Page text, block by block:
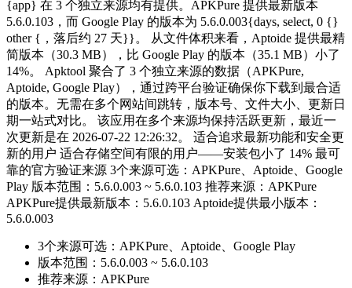
{app} 在 3 个独立来源均有提供。APKPure 提供最新版本
5.6.0.103，而 Google Play 的版本为 5.6.0.003{days, select, 0 {}
other {，落后约 27 天}}。 从文件体积来看，Aptoide 提供最精
简版本（30.3 MB），比 Google Play 的版本（35.1 MB）小了
14%。 Apktool 聚合了 3 个独立来源的数据（APKPure,
Aptoide, Google Play），通过跨平台验证确保你下载到最合适
的版本。无需在多个网站间跳转，版本号、文件大小、更新日
期一站式对比。 该应用在多个来源均保持活跃更新，最近一
次更新是在 2026-07-22 12:26:32。 适合追求最新功能和安全更
新的用户 适合存储空间有限的用户——安装包小了 14% 最可
靠的官方验证来源 3个来源可选：APKPure、Aptoide、Google
Play 版本范围：5.6.0.003 ~ 5.6.0.103 推荐来源：APKPure
APKPure提供最新版本：5.6.0.103 Aptoide提供最小版本：
5.6.0.003
3个来源可选：APKPure、Aptoide、Google Play
版本范围：5.6.0.003 ~ 5.6.0.103
推荐来源：APKPure